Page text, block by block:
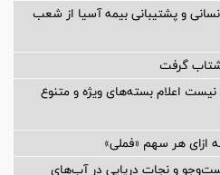
و پشتیبانی بیمه آسیا از شعب
شتاب گرفت
اعلام بسته‌های ویژه و متنوع
و نجات دریایی در آب‌های